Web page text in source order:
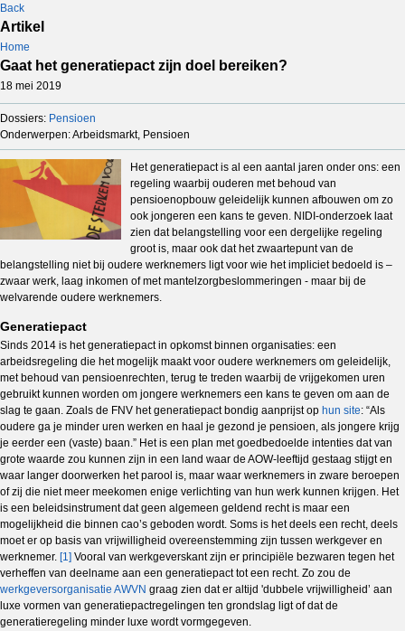
Back
Artikel
Home
Gaat het generatiepact zijn doel bereiken?
18 mei 2019
Dossiers: Pensioen
Onderwerpen: Arbeidsmarkt, Pensioen
Het generatiepact is al een aantal jaren onder ons: een
regeling waarbij ouderen met behoud van
pensioenopbouw geleidelijk kunnen afbouwen om zo
ook jongeren een kans te geven. NIDI-onderzoek laat
zien dat belangstelling voor een dergelijke regeling
groot is, maar ook dat het zwaartepunt van de
belangstelling niet bij oudere werknemers ligt voor wie het impliciet bedoeld is –
zwaar werk, laag inkomen of met mantelzorgbeslommeringen - maar bij de
welvarende oudere werknemers.
Generatiepact
Sinds 2014 is het generatiepact in opkomst binnen organisaties: een
arbeidsregeling die het mogelijk maakt voor oudere werknemers om geleidelijk,
met behoud van pensioenrechten, terug te treden waarbij de vrijgekomen uren
gebruikt kunnen worden om jongere werknemers een kans te geven om aan de
slag te gaan. Zoals de FNV het generatiepact bondig aanprijst op hun site: “Als
oudere ga je minder uren werken en haal je gezond je pensioen, als jongere krijg
je eerder een (vaste) baan.” Het is een plan met goedbedoelde intenties dat van
grote waarde zou kunnen zijn in een land waar de AOW-leeftijd gestaag stijgt en
waar langer doorwerken het parool is, maar waar werknemers in zware beroepen
of zij die niet meer meekomen enige verlichting van hun werk kunnen krijgen. Het
is een beleidsinstrument dat geen algemeen geldend recht is maar een
mogelijkheid die binnen cao’s geboden wordt. Soms is het deels een recht, deels
moet er op basis van vrijwilligheid overeenstemming zijn tussen werkgever en
werknemer. [1] Vooral van werkgeverskant zijn er principiële bezwaren tegen het
verheffen van deelname aan een generatiepact tot een recht. Zo zou de
werkgeversorganisatie AWVN graag zien dat er altijd 'dubbele vrijwilligheid’ aan
luxe vormen van generatiepactregelingen ten grondslag ligt of dat de
generatieregeling minder luxe wordt vormgegeven.